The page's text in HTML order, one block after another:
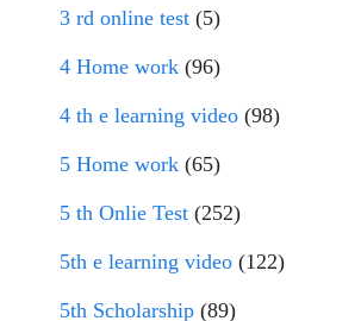
3 rd online test (5)
4 Home work (96)
4 th e learning video (98)
5 Home work (65)
5 th Onlie Test (252)
5th e learning video (122)
5th Scholarship (89)